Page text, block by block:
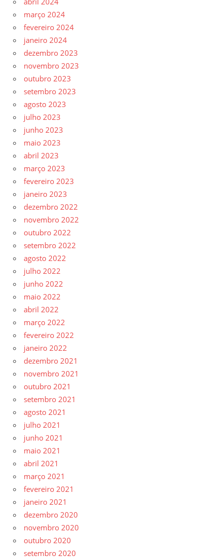
março 2024
fevereiro 2024
janeiro 2024
dezembro 2023
novembro 2023
outubro 2023
setembro 2023
agosto 2023
julho 2023
junho 2023
maio 2023
abril 2023
março 2023
fevereiro 2023
janeiro 2023
dezembro 2022
novembro 2022
outubro 2022
setembro 2022
agosto 2022
julho 2022
junho 2022
maio 2022
abril 2022
março 2022
fevereiro 2022
janeiro 2022
dezembro 2021
novembro 2021
outubro 2021
setembro 2021
agosto 2021
julho 2021
junho 2021
maio 2021
abril 2021
março 2021
fevereiro 2021
janeiro 2021
dezembro 2020
novembro 2020
outubro 2020
setembro 2020